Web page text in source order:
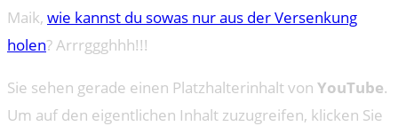
Maik, wie kannst du sowas nur aus der Versenkung
holen? Arrrggghhh!!!
Sie sehen gerade einen Platzhalterinhalt von YouTube.
Um auf den eigentlichen Inhalt zuzugreifen, klicken Sie